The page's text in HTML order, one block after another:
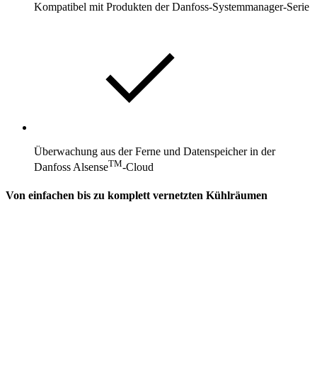
Kompatibel mit Produkten der Danfoss-Systemmanager-Serie
Überwachung aus der Ferne und Datenspeicher in der
Danfoss AlsenseTM-Cloud
Von einfachen bis zu komplett vernetzten Kühlräumen